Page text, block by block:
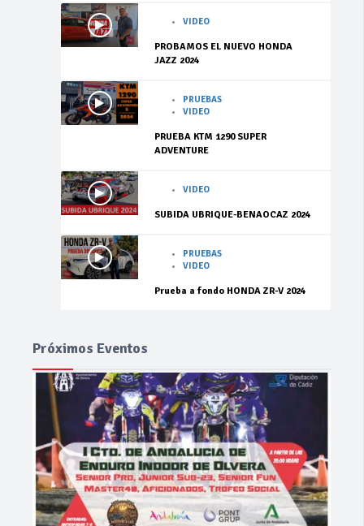
VIDEO
PROBAMOS EL NUEVO HONDA
JAZZ 2024
PRUEBAS
VIDEO
PRUEBA KTM 1290 SUPER
ADVENTURE
VIDEO
SUBIDA UBRIQUE-BENAOCAZ 2024
PRUEBAS
VIDEO
Prueba a fondo HONDA ZR-V 2024
Próximos Eventos